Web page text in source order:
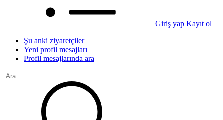
Giriş yap Kayıt ol
Şu anki ziyaretçiler
Yeni profil mesajları
Profil mesajlarında ara